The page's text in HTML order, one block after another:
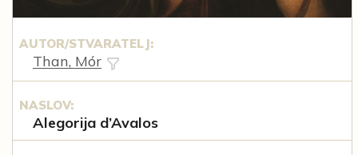
AUTOR/STVARATELJ:
Than, Mór
NASLOV:
Alegorija d’Avalos